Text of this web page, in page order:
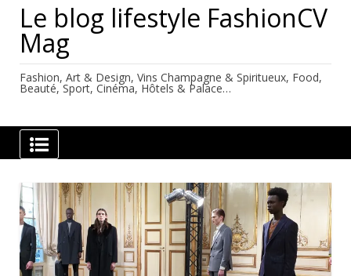
Le blog lifestyle FashionCV
Mag
Fashion, Art & Design, Vins Champagne & Spiritueux, Food,
Beauté, Sport, Cinéma, Hôtels & Palace…